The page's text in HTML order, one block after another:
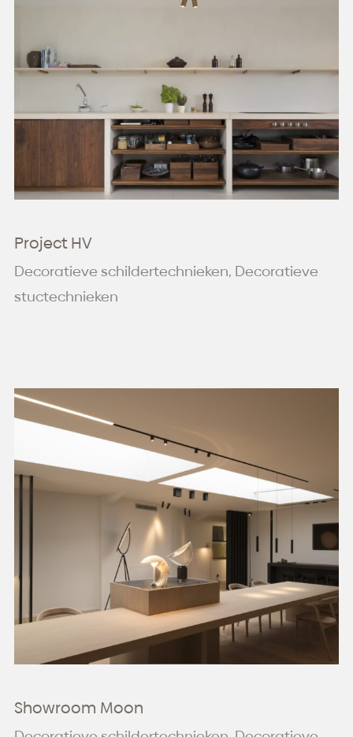
Project HV
Decoratieve schildertechnieken, Decoratieve
stuctechnieken
Showroom Moon